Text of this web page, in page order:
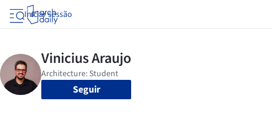
Iniciar sessão
Seguir